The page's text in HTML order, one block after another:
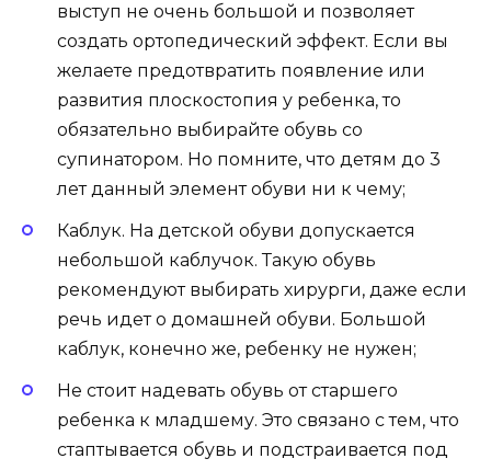
выступ не очень большой и позволяет
создать ортопедический эффект. Если вы
желаете предотвратить появление или
развития плоскостопия у ребенка, то
обязательно выбирайте обувь со
супинатором. Но помните, что детям до 3
лет данный элемент обуви ни к чему;
Каблук. На детской обуви допускается
небольшой каблучок. Такую обувь
рекомендуют выбирать хирурги, даже если
речь идет о домашней обуви. Большой
каблук, конечно же, ребенку не нужен;
Не стоит надевать обувь от старшего
ребенка к младшему. Это связано с тем, что
стаптывается обувь и подстраивается под